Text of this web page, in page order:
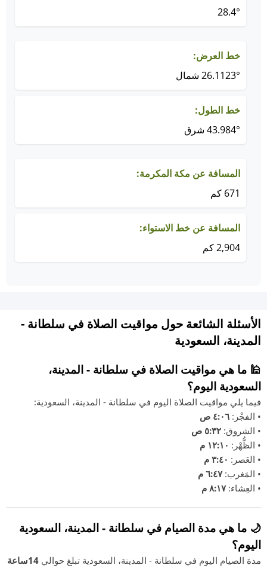
28.4°
خط العرض:
26.1123° شمال
خط الطول:
43.984° شرق
المسافة عن مكة المكرمة:
671 كم
المسافة عن خط الاستواء:
2,904 كم
الأسئلة الشائعة حول مواقيت الصلاة في سلطانة -
المدينة، السعودية
🕌 ما هي مواقيت الصلاة في سلطانة - المدينة،
السعودية اليوم؟
فيما يلي مواقيت الصلاة اليوم في سلطانة - المدينة، السعودية:
• الفجْر: ٤:٠٦ ص
• الشروق: ٥:٣٢ ص
• الظُّهْر: ١٢:١٠ م
• العَصر: ٣:٤٠ م
• المَغرب:٦:٤٧ م
• العِشاء:٨:١٧ م
🌙 ما هي مدة الصيام في سلطانة - المدينة، السعودية
اليوم؟
مدة الصيام اليوم في سلطانة - المدينة، السعودية تبلغ حوالي
14ساعة